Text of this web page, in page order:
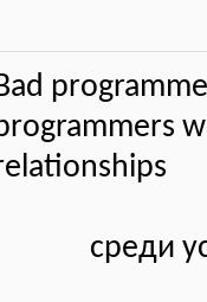
среди